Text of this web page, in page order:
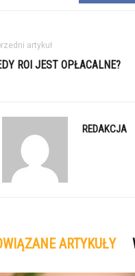
artykuł
ROI JEST OPŁACALNE?
REDAKCJA
ARTYKUŁY